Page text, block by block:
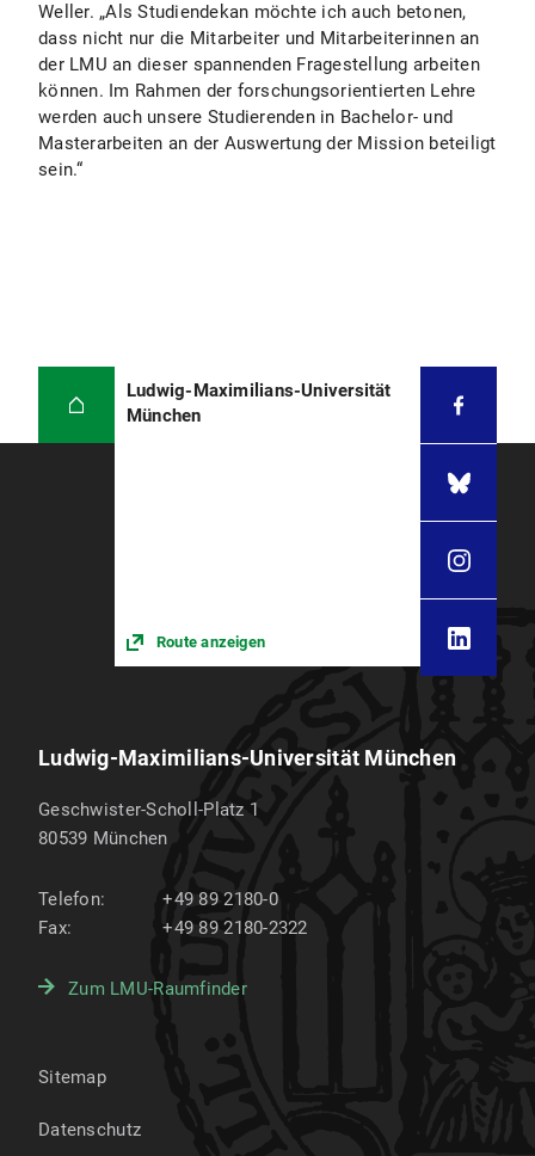
Weller. „Als Studiendekan möchte ich auch betonen,
dass nicht nur die Mitarbeiter und Mitarbeiterinnen an
der LMU an dieser spannenden Fragestellung arbeiten
können. Im Rahmen der forschungsorientierten Lehre
werden auch unsere Studierenden in Bachelor- und
Masterarbeiten an der Auswertung der Mission beteiligt
sein.“
Ludwig-Maximilians-Universität
München
Route anzeigen
Ludwig-Maximilians-Universität München
Geschwister-Scholl-Platz 1
80539 München
Telefon:
+49 89 2180-0
Fax:
+49 89 2180-2322
Zum LMU-Raumfinder
Sitemap
Datenschutz